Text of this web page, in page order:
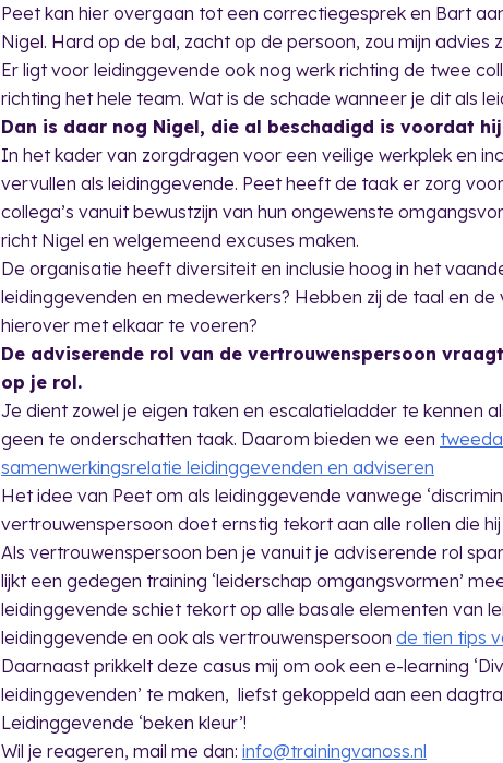
Peet kan hier overgaan tot een correctiegesprek en Bart
Nigel. Hard op de bal, zacht op de persoon, zou mijn advies
Er ligt voor leidinggevende ook nog werk richting de twee
richting het hele team. Wat is de schade wanneer je dit als
Dan is daar nog Nigel, die al beschadigd is voordat
In het kader van zorgdragen voor een veilige werkplek en
vervullen als leidinggevende. Peet heeft de taak er zorg
collega’s vanuit bewustzijn van hun ongewenste
richt Nigel en welgemeend excuses maken.
De organisatie heeft diversiteit en inclusie hoog in het
leidinggevenden en medewerkers? Hebben zij de taal en
hierover met elkaar te voeren?
De adviserende rol van de vertrouwenspersoon
op je rol.
Je dient zowel je eigen taken en escalatieladder te kennen
geen te onderschatten taak. Daarom bieden we een
samenwerkingsrelatie leidinggevenden en adviseren
Het idee van Peet om als leidinggevende vanwege
vertrouwenspersoon doet ernstig tekort aan alle rollen die
Als vertrouwenspersoon ben je vanuit je adviserende rol
lijkt een gedegen training ‘leiderschap omgangsvormen’
leidinggevende schiet tekort op alle basale elementen van
leidinggevende en ook als vertrouwenspersoon de tien tips
Daarnaast prikkelt deze casus mij om ook een e-learning
leidinggevenden’ te maken, liefst gekoppeld aan een
Leidinggevende ‘beken kleur’!
Wil je reageren, mail me dan: info@trainingvanoss.nl